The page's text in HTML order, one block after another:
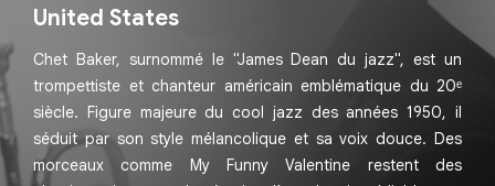
United States
Chet Baker, surnommé le "James Dean du jazz", est un
trompettiste et chanteur américain emblématique du 20ᵉ
siècle. Figure majeure du cool jazz des années 1950, il
séduit par son style mélancolique et sa voix douce. Des
morceaux comme My Funny Valentine restent des